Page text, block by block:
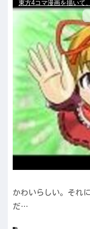
かわいらしい。それ
だ…